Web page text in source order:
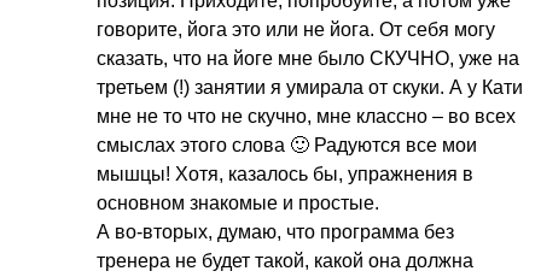
говорите, йога это или не йога. От себя могу
сказать, что на йоге мне было СКУЧНО, уже на
третьем (!) занятии я умирала от скуки. А у Кати
мне не то что не скучно, мне классно – во всех
смыслах этого слова 🙂 Радуются все мои
мышцы! Хотя, казалось бы, упражнения в
основном знакомые и простые.
А во-вторых, думаю, что программа без
тренера не будет такой, какой она должна